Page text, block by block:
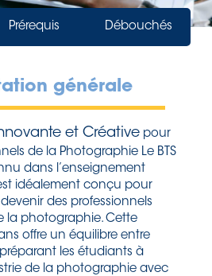
Prérequis Débouchés
générale
et Créative pour
de la Photographie Le BTS
dans l’enseignement
idéalement conçu pour
des professionnels
la photographie. Cette
offre un équilibre entre
les étudiants à
de la photographie avec